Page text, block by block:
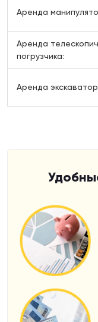
Аренда
Аренда
погрузчика:
Аренда